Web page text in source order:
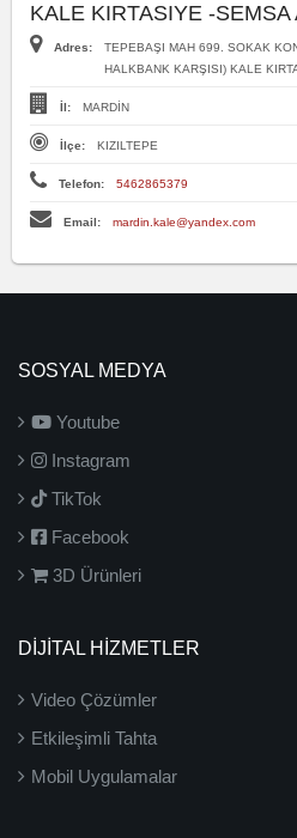
KALE KIRTASIYE -SEMSA
Adres:
TEPEBAŞI MAH 699. SOKAK
HALKBANK KARŞISI) KALE
İl: MARDİN
İlçe: KIZILTEPE
Telefon: 5462865379
Email: mardin.kale@yandex.com
SOSYAL MEDYA
Youtube
Instagram
TikTok
Facebook
3D Ürünleri
DİJİTAL HİZMETLER
Video Çözümler
Etkileşimli Tahta
Mobil Uygulamalar